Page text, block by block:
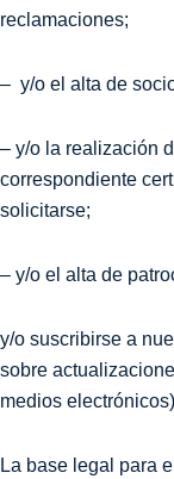
reclamaciones;
– y/o el alta de
– y/o la realización
correspondiente
solicitarse;
– y/o el alta de
y/o suscribirse a
sobre
medios
La base legal para